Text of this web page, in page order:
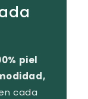
piel
cada